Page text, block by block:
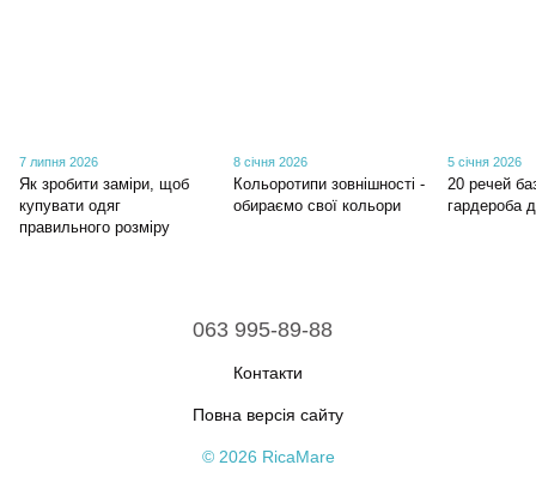
7 липня 2026
Як зробити заміри, щоб
купувати одяг
правильного розміру
8 січня 2026
Кольоротипи зовнішності -
обираємо свої кольори
5 січня 2026
20 речей
гардероба
063 995-89-88
Контакти
Повна версія сайту
© 2026 RicaMare